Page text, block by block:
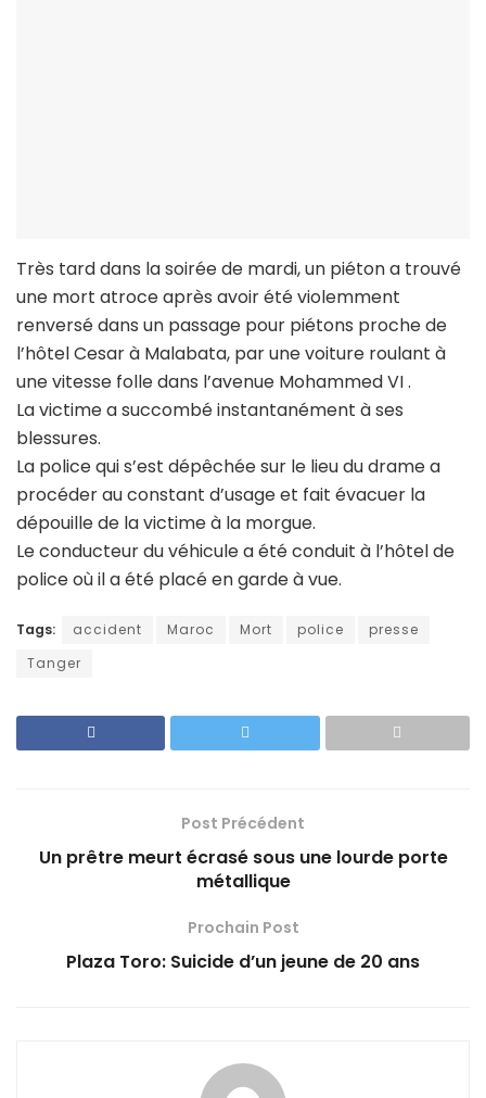
Très tard dans la soirée de mardi, un piéton a trouvé
une mort atroce après avoir été violemment
renversé dans un passage pour piétons proche de
l’hôtel Cesar à Malabata, par une voiture roulant à
une vitesse folle dans l’avenue Mohammed VI .
La victime a succombé instantanément à ses
blessures.
La police qui s’est dépêchée sur le lieu du drame a
procéder au constant d’usage et fait évacuer la
dépouille de la victime à la morgue.
Le conducteur du véhicule a été conduit à l’hôtel de
police où il a été placé en garde à vue.
Tags: accident Maroc Mort police
presse
Tanger
Post Précédent
Un prêtre meurt écrasé sous une lourde porte
métallique
Prochain Post
Plaza Toro: Suicide d’un jeune de 20 ans